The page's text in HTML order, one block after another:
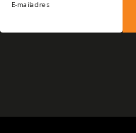
E-mailadres